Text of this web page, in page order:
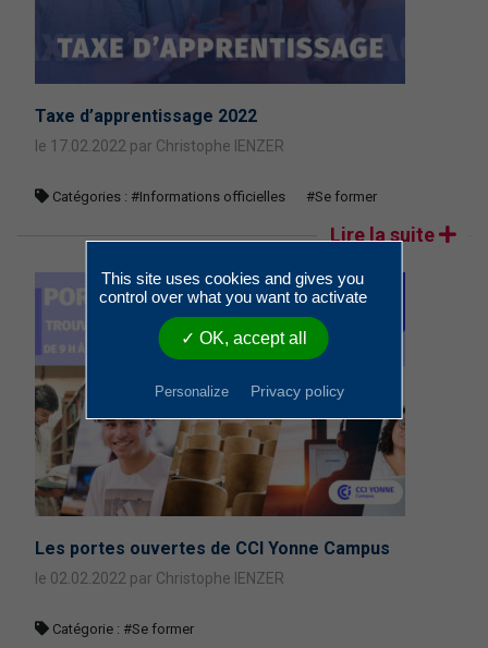
Taxe d’apprentissage 2022
le 17.02.2022 par Christophe IENZER
Catégories : #Informations officielles #Se former
Lire la suite
Les portes ouvertes de CCI Yonne Campus
le 02.02.2022 par Christophe IENZER
Catégorie : #Se former
This site uses cookies and gives you
control over what you want to activate
✓ OK, accept all
Personalize Privacy policy